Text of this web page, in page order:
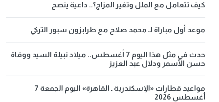
كيف تتعامل مع الملل وتغير المزاج؟.. داعية ينصح
موعد أول مباراة لـ محمد صلاح مع طرابزون سبور التركي
حدث في مثل هذا اليوم 7 أغسطس.. ميلاد نبيلة السيد ووفاة
حسن الأسمر ودلال عبد العزيز
مواعيد قطارات «الإسكندرية ـ القاهرة» اليوم الجمعة 7
أغسطس 2026